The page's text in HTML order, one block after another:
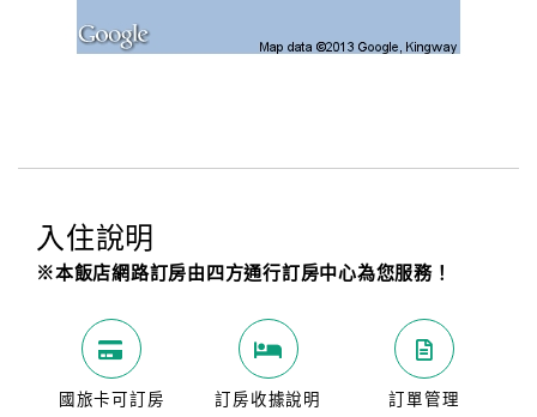
入住說明
※本飯店網路訂房由四方通行訂房中心為您服務！
國旅卡可訂房 訂房收據說明 訂單管理